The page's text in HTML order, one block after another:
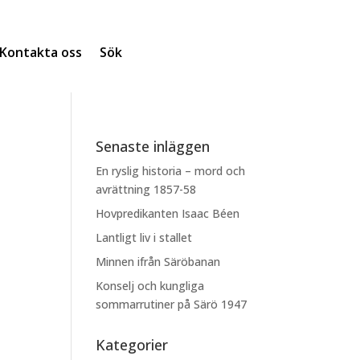
oss Sök
Senaste inläggen
En ryslig historia – mord och
avrättning 1857-58
Hovpredikanten Isaac Béen
Lantligt liv i stallet
Minnen ifrån Säröbanan
Konselj och kungliga
sommarrutiner på Särö 1947
Kategorier